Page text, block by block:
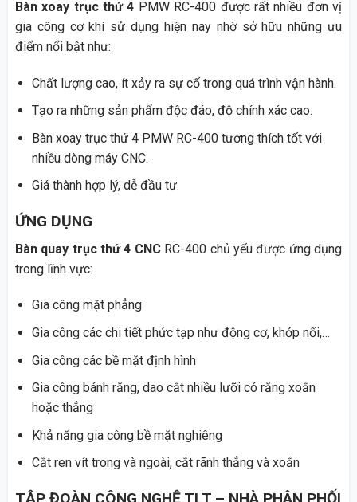
Bàn xoay trục thứ 4 PMW RC-400 được rất nhiều đơn vị
gia công cơ khí sử dụng hiện nay nhờ sở hữu những ưu
điểm nổi bật như:
Chất lượng cao, ít xảy ra sự cố trong quá trình vận hành.
Tạo ra những sản phẩm độc đáo, độ chính xác cao.
Bàn xoay trục thứ 4 PMW RC-400 tương thích tốt với
nhiều dòng máy CNC.
Giá thành hợp lý, dễ đầu tư.
ỨNG DỤNG
Bàn quay trục thứ 4 CNCRC-400 chủ yếu được ứng dụng
trong lĩnh vực:
Gia công mặt phẳng
Gia công các chi tiết phức tạp như động cơ, khớp nối,…
Gia công các bề mặt định hình
Gia công bánh răng, dao cắt nhiều lưỡi có răng xoắn
hoặc thẳng
Khả năng gia công bề mặt nghiêng
Cắt ren vít trong và ngoài, cắt rãnh thẳng và xoắn